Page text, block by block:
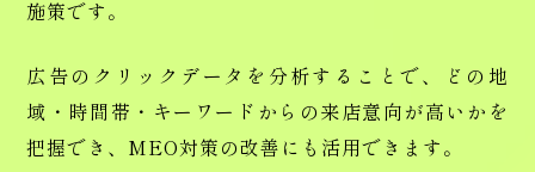
施策です。
広告のクリックデータを分析することで、どの地
域・時間帯・キーワードからの来店意向が高いかを
把握でき、MEO対策の改善にも活用できます。